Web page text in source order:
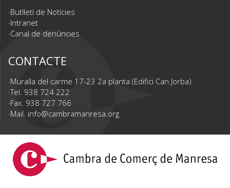
Butlletí de Notícies
Intranet
Canal de denúncies
CONTACTE
Muralla del carme 17-23 2a planta (Edifici Can Jorba)
Tel. 938 724 222
Fax. 938 727 766
Mail. info@cambramanresa.org